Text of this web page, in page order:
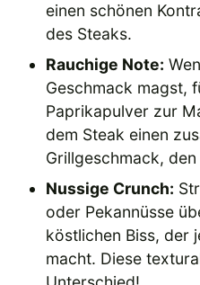
einen schönen
des Steaks.
Rauchige Note:
Geschmack magst,
Paprikapulver zur
dem Steak einen
Grillgeschmack,
Nussige Crunch:
oder Pekannüsse
köstlichen Biss, der
macht. Diese